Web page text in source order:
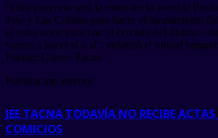
“Otro proyecto será la extender la avenida
José y Las Colinas para hacer el saneamiento
el cono norte para con el cercado del distrito.
vamos a hacer sí o sí”, enfatizó el virtual
Fuente: Correo Tacna
Publicación anterior
JEE TACNA TODAVÍA NO RECIBE ACTAS
COMICIOS